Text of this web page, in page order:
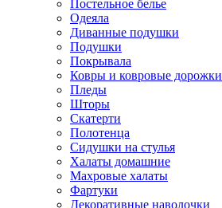
Постельное белье
Одеяла
Диванные подушки
Подушки
Покрывала
Ковры и ковровые дорожки
Пледы
Шторы
Скатерти
Полотенца
Сидушки на стулья
Халаты домашние
Махровые халаты
Фартуки
Декоративные наволочки